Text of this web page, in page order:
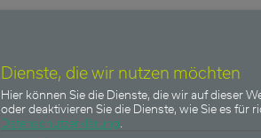
Dienste, die wir nutzen möchten
Hier können Sie die Dienste, die wir auf dieser
oder deaktivieren Sie die Dienste, wie Sie es für
Datenschutzerklärung.